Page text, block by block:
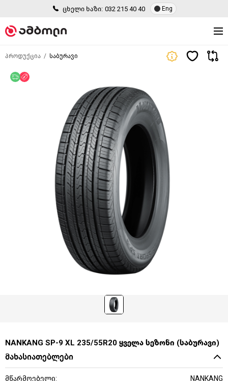
ცხელი ხაზი: 032 215 40 40 Eng
პროდუქცია საბურავი
უფასო მიწოდება
NANKANG SP-9 XL 235/55R20 ყველა სეზონი (საბურავი)
მახასიათებლები
მწარმოებელი:
NANKANG